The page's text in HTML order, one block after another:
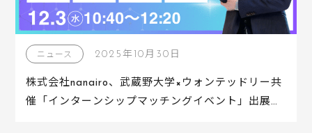
ニュース 2025年10月30日
株式会社nanairo、武蔵野大学×ウォンテッドリー共
催「インターンシップマッチングイベント」出展企